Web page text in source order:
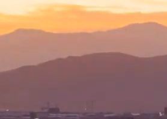
Carregando...